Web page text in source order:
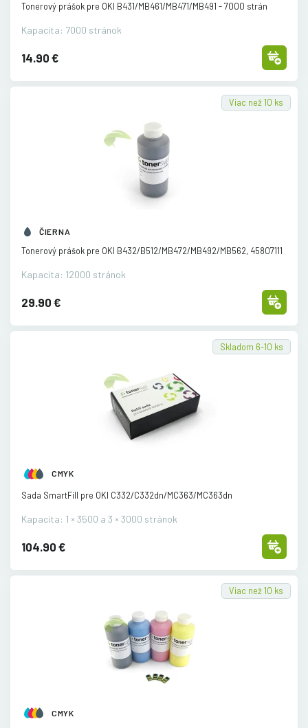
Tonerový prášok pre OKI B431/MB461/MB471/MB491 - 7000 strán
Kapacita: 7000 stránok
14.90 €
ČIERNA
Viac než 10 ks
Tonerový prášok pre OKI B432/B512/MB472/MB492/MB562, 45807111
Kapacita: 12000 stránok
29.90 €
CMYK
Skladom 6-10 ks
Sada SmartFill pre OKI C332/C332dn/MC363/MC363dn
Kapacita: 1 × 3500 a 3 × 3000 stránok
104.90 €
CMYK
Viac než 10 ks